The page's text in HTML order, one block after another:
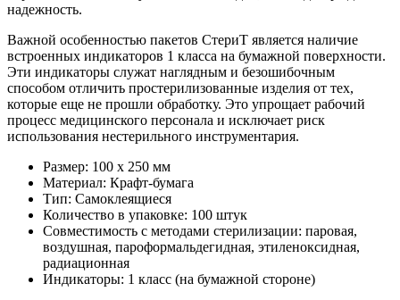
надежность.
Важной особенностью пакетов СтериТ является наличие
встроенных индикаторов 1 класса на бумажной поверхности.
Эти индикаторы служат наглядным и безошибочным
способом отличить простерилизованные изделия от тех,
которые еще не прошли обработку. Это упрощает рабочий
процесс медицинского персонала и исключает риск
использования нестерильного инструментария.
Размер: 100 х 250 мм
Материал: Крафт-бумага
Тип: Самоклеящиеся
Количество в упаковке: 100 штук
Совместимость с методами стерилизации: паровая,
воздушная, пароформальдегидная, этиленоксидная,
радиационная
Индикаторы: 1 класс (на бумажной стороне)